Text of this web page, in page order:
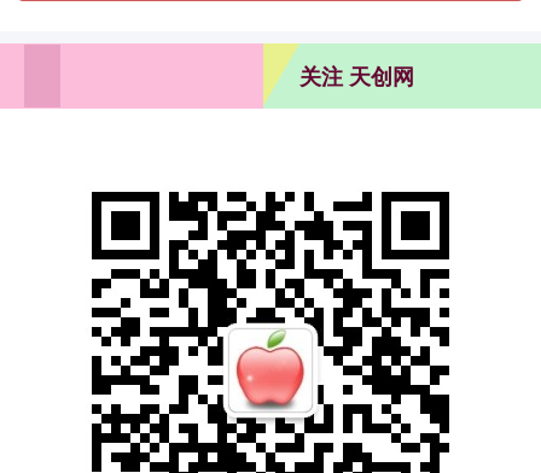
关注 天创网